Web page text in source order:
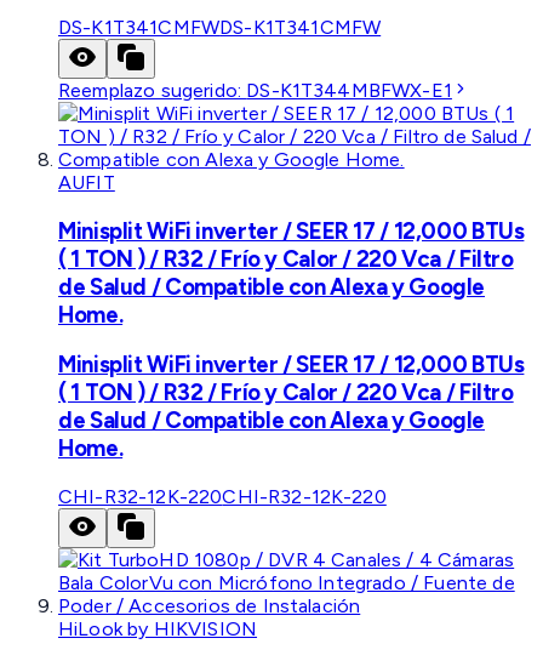
DS-K1T341CMFWDS-K1T341CMFW
Reemplazo sugerido: DS-K1T344MBFWX-E1
AUFIT
Minisplit WiFi inverter / SEER 17 / 12,000 BTUs
( 1 TON ) / R32 / Frío y Calor / 220 Vca / Filtro
de Salud / Compatible con Alexa y Google
Home.
Minisplit WiFi inverter / SEER 17 / 12,000 BTUs
( 1 TON ) / R32 / Frío y Calor / 220 Vca / Filtro
de Salud / Compatible con Alexa y Google
Home.
CHI-R32-12K-220CHI-R32-12K-220
HiLook by HIKVISION